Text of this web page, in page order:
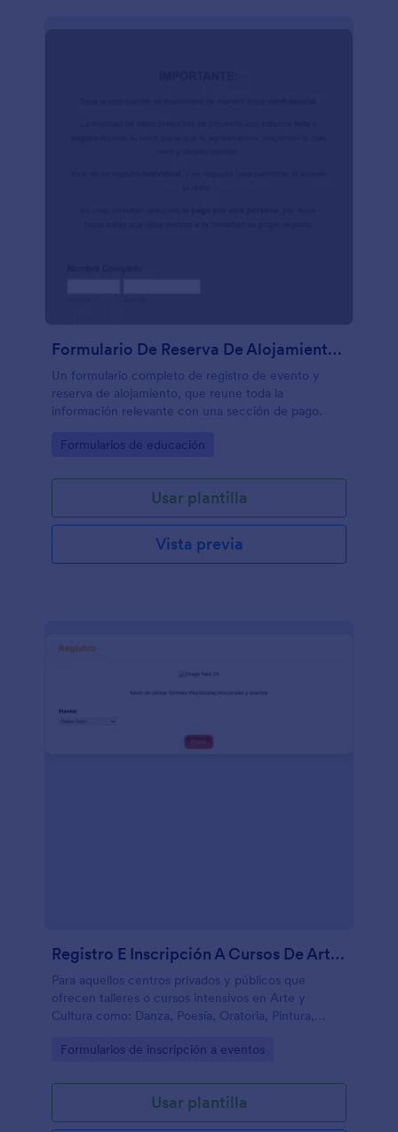
Formulario De Reserva De Alojamiento Para Evento
Un formulario completo de registro de evento y
reserva de alojamiento, que reune toda la
información relevante con una sección de pago.
Go to Category:
Formularios de educación
Usar plantilla
Vista previa
Registro E Inscripción A Cursos De Arte Y Cultura
Para aquellos centros privados y públicos que
ofrecen talleres o cursos intensivos en Arte y
Cultura como: Danza, Poesía, Oratoria, Pintura,
Corto. Este formulario es la solución, ya que
los campos concernientes al tipo de curso elegido y
al centro o plantel donde se imparte.
Go to Category:
Formularios de inscripción a eventos
Usar plantilla